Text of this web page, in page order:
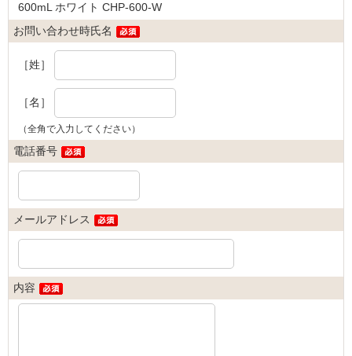
600mL ホワイト CHP-600-W
お問い合わせ時氏名
［姓］
［名］
（全角で入力してください）
電話番号
メールアドレス
内容